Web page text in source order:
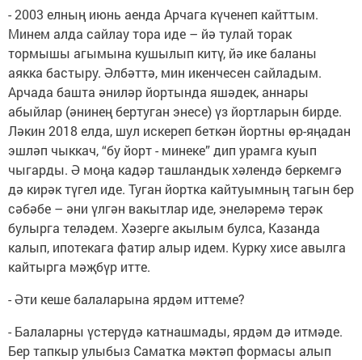
- 2003 елның июнь аенда Арчага күченеп кайттым.
Минем алда сайлау тора иде – йә тулай торак
тормышы агымына кушылып китү, йә ике баланы
аякка бастыру. Әлбәттә, мин икенчесен сайладым.
Арчада башта әниләр йортында яшәдек, аннары
абыйлар (әнинең бертуган энесе) үз йортларын бирде.
Ләкин 2018 елда, шул искереп беткән йортны өр-яңадан
эшләп чыккач, “бу йорт - минеке” дип урамга куып
чыгарды. Ә моңа кадәр ташландык хәлендә беркемгә
дә кирәк түгел иде. Туган йортка кайтуымның тагын бер
сәбәбе – әни үлгән вакытлар иде, энеләремә терәк
булырга теләдем. Хәзерге акылым булса, Казанда
калып, ипотекага фатир алыр идем. Курку хисе авылга
кайтырга мәҗбүр итте.
- Әти кеше балаларына ярдәм иттеме?
- Балаларны үстерүдә катнашмады, ярдәм дә итмәде.
Бер тапкыр улыбыз Саматка мәктәп формасы алып